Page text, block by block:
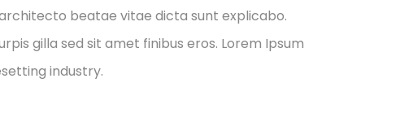
beatae vitae dicta sunt explicabo.
gilla sed sit amet finibus eros. Lorem Ipsum
industry.